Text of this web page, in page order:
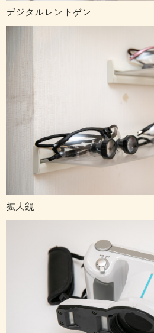
デジタルレントゲン
拡大鏡